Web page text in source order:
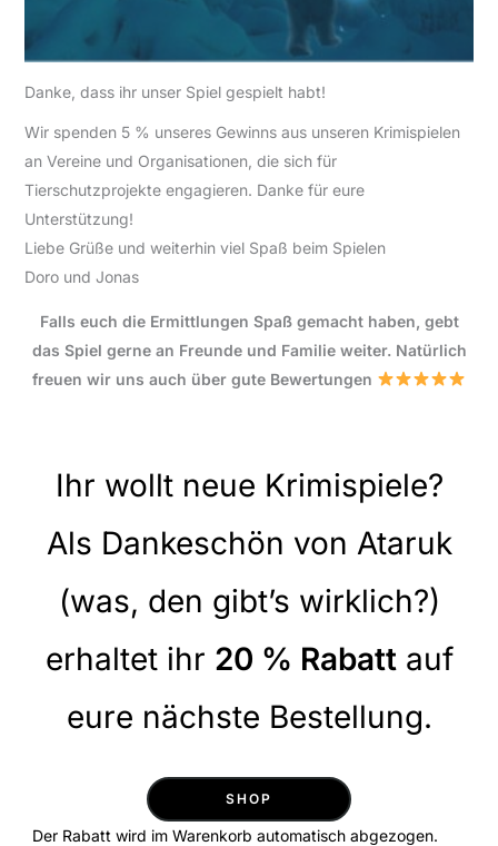
Danke, dass ihr unser Spiel gespielt habt!
Wir spenden 5 % unseres Gewinns aus unseren Krimispielen
an Vereine und Organisationen, die sich für
Tierschutzprojekte engagieren. Danke für eure
Unterstützung!
Liebe Grüße und weiterhin viel Spaß beim Spielen
Doro und Jonas
Falls euch die Ermittlungen Spaß gemacht haben, gebt
das Spiel gerne an Freunde und Familie weiter. Natürlich
freuen wir uns auch über gute Bewertungen
Ihr wollt neue Krimispiele?
Als Dankeschön von Ataruk
(was, den gibt’s wirklich?)
erhaltet ihr 20 % Rabatt auf
eure nächste Bestellung.
SHOP
Der Rabatt wird im Warenkorb automatisch abgezogen.